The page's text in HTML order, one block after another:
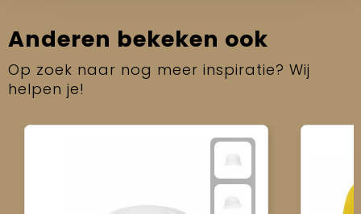
Anderen bekeken ook
Op zoek naar nog meer inspiratie? Wij
helpen je!